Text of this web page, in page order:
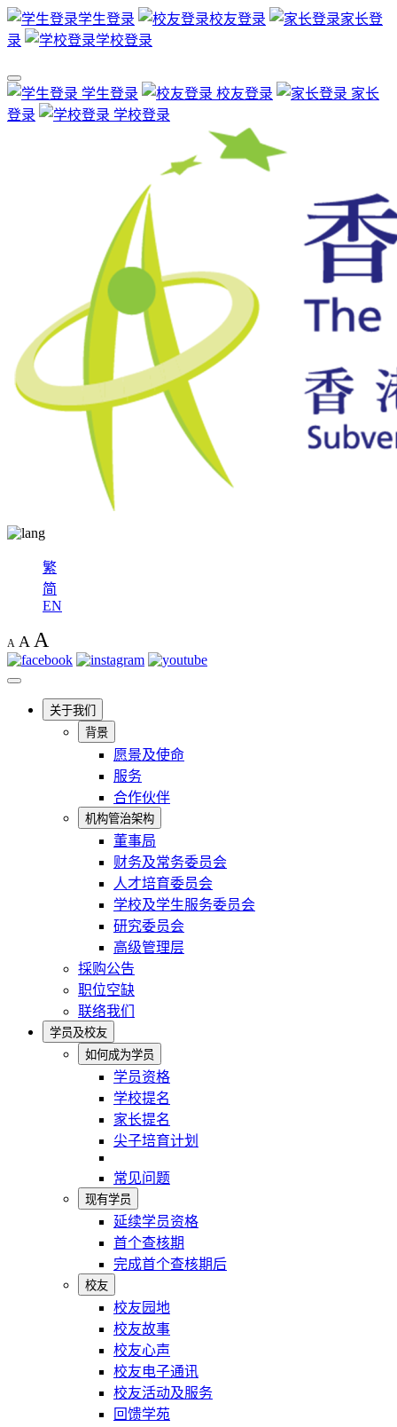
学生登录 校友登录
家长登
录
学校登录
学生登录 校友登录
家长
登录
学校登录
繁
简
EN
A A A
关于我们
背景
愿景及使命
服务
合作伙伴
机构管治架构
董事局
财务及常务委员会
人才培育委员会
学校及学生服务委员会
研究委员会
高级管理层
採购公告
职位空缺
联络我们
学员及校友
如何成为学员
学员资格
学校提名
家长提名
尖子培育计划
常见问题
现有学员
延续学员资格
首个查核期
完成首个查核期后
校友
校友园地
校友故事
校友心声
校友电子通讯
校友活动及服务
回馈学苑